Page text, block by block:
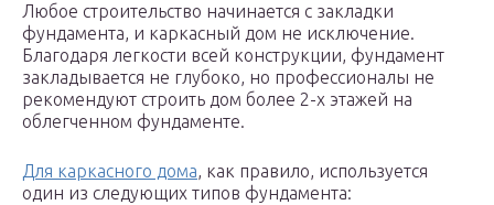
Любое строительство начинается с закладки
фундамента, и каркасный дом не исключение.
Благодаря легкости всей конструкции, фундамент
закладывается не глубоко, но профессионалы не
рекомендуют строить дом более 2-х этажей на
облегченном фундаменте.
Для каркасного дома, как правило, используется
один из следующих типов фундамента: